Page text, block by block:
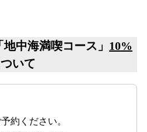
中海満喫コース」 10%
いて
約ください。